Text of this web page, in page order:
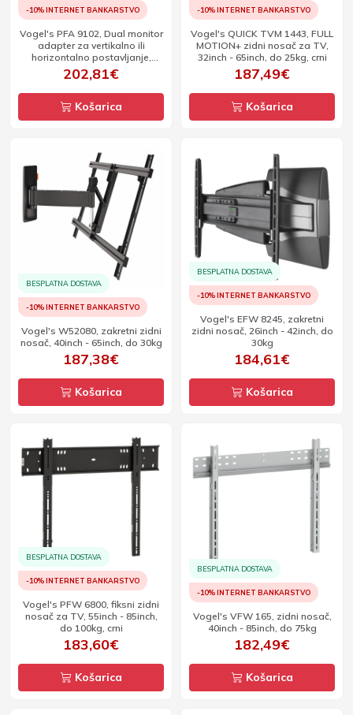
-10% INTERNET BANKARSTVO
Vogel's PFA 9102, Dual monitor
adapter za vertikalno ili
horizontalno postavljanje,
srebrni
202,81€
Košarica
-10% INTERNET BANKARSTVO
Vogel's QUICK TVM 1443, FULL
MOTION+ zidni nosač za TV,
32inch - 65inch, do 25kg, crni
187,49€
Košarica
BESPLATNA DOSTAVA
-10% INTERNET BANKARSTVO
Vogel's W52080, zakretni zidni
nosač, 40inch - 65inch, do 30kg
187,38€
Košarica
BESPLATNA DOSTAVA
-10% INTERNET BANKARSTVO
Vogel's EFW 8245, zakretni
zidni nosač, 26inch - 42inch, do
30kg
184,61€
Košarica
BESPLATNA DOSTAVA
-10% INTERNET BANKARSTVO
Vogel's PFW 6800, fiksni zidni
nosač za TV, 55inch - 85inch,
do 100kg, crni
183,60€
Košarica
BESPLATNA DOSTAVA
-10% INTERNET BANKARSTVO
Vogel's VFW 165, zidni nosač,
40inch - 85inch, do 75kg
182,49€
Košarica